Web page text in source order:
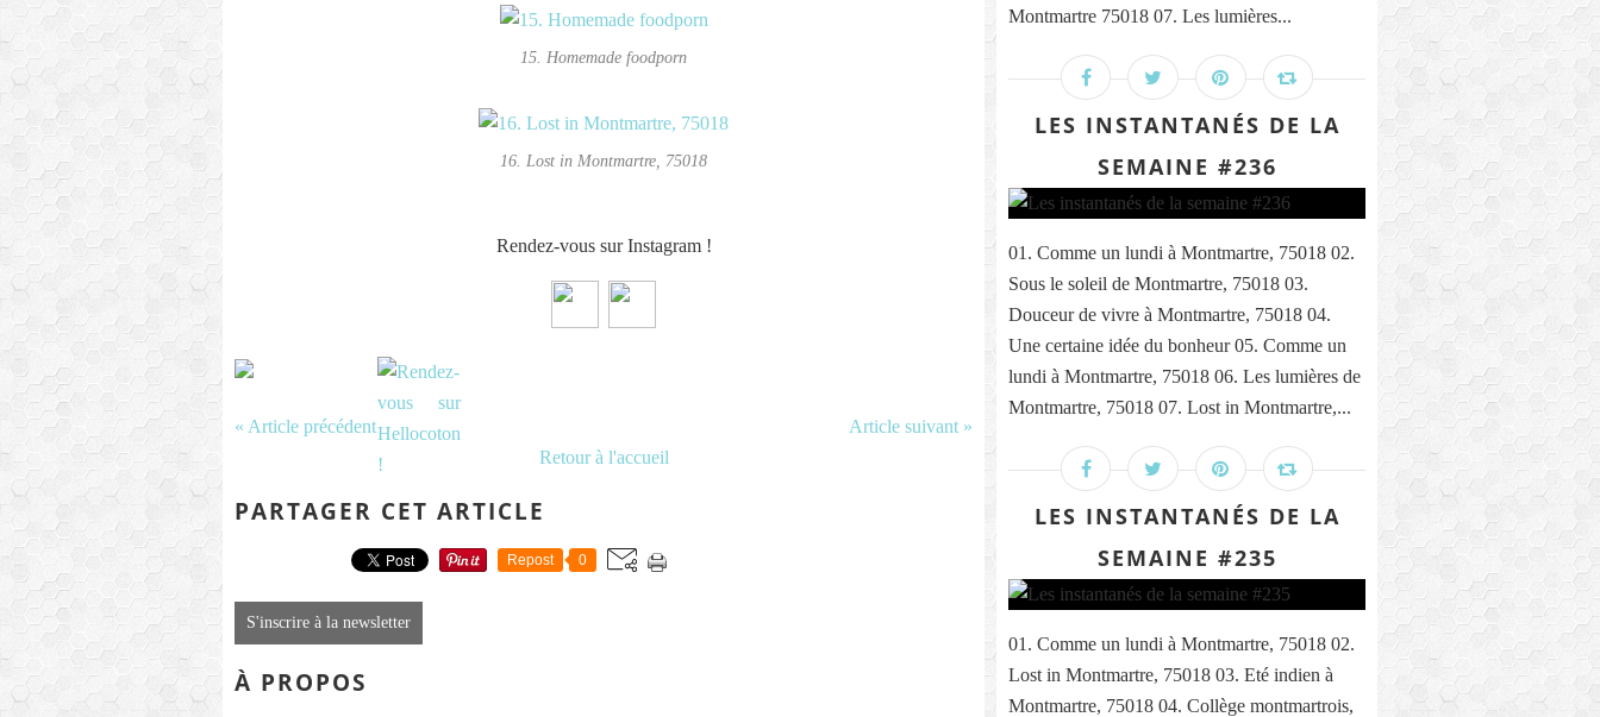
15. Homemade foodporn
16. Lost in Montmartre, 75018
Rendez-vous sur Instagram !
« Article précédent
Article suivant »
Retour à l'accueil
PARTAGER CET ARTICLE
Repost 0
S'inscrire à la newsletter
À PROPOS
Montmartre 75018 07. Les lumières...
LES INSTANTANÉS DE LA
SEMAINE #236
01. Comme un lundi à Montmartre, 75018 02.
Sous le soleil de Montmartre, 75018 03.
Douceur de vivre à Montmartre, 75018 04.
Une certaine idée du bonheur 05. Comme un
lundi à Montmartre, 75018 06. Les lumières de
Montmartre, 75018 07. Lost in Montmartre,...
LES INSTANTANÉS DE LA
SEMAINE #235
01. Comme un lundi à Montmartre, 75018 02.
Lost in Montmartre, 75018 03. Eté indien à
Montmartre, 75018 04. Collège montmartrois,